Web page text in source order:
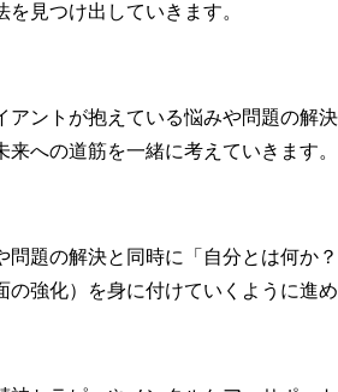
を見つけ出していきます。
アントが抱えている悩みや問題の解
来への道筋を一緒に考えていきます。
問題の解決と同時に「自分とは何か
の強化）を身に付けていくように進